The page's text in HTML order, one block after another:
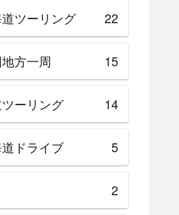
ツーリング 22
方一周 15
ーリング 14
ドライブ 5
2